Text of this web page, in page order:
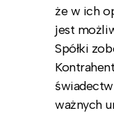
że w ich
jest
Spółki
ważnych